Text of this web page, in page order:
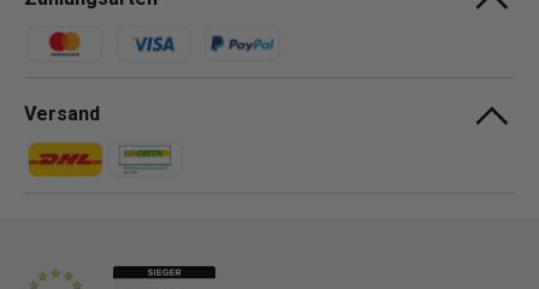
Zahlungsmethoden
Versand
Zahlungsmethoden
Zahlungsmethoden